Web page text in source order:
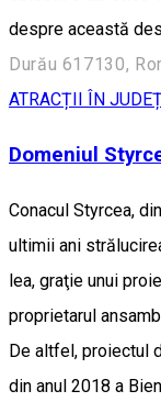
despre această
Durău 617130,
ATRACȚII ÎN
Domeniul
Conacul Styrcea,
ultimii ani
lea, graţie unui
proprietarul
De altfel, proiectul
din anul 2018 a